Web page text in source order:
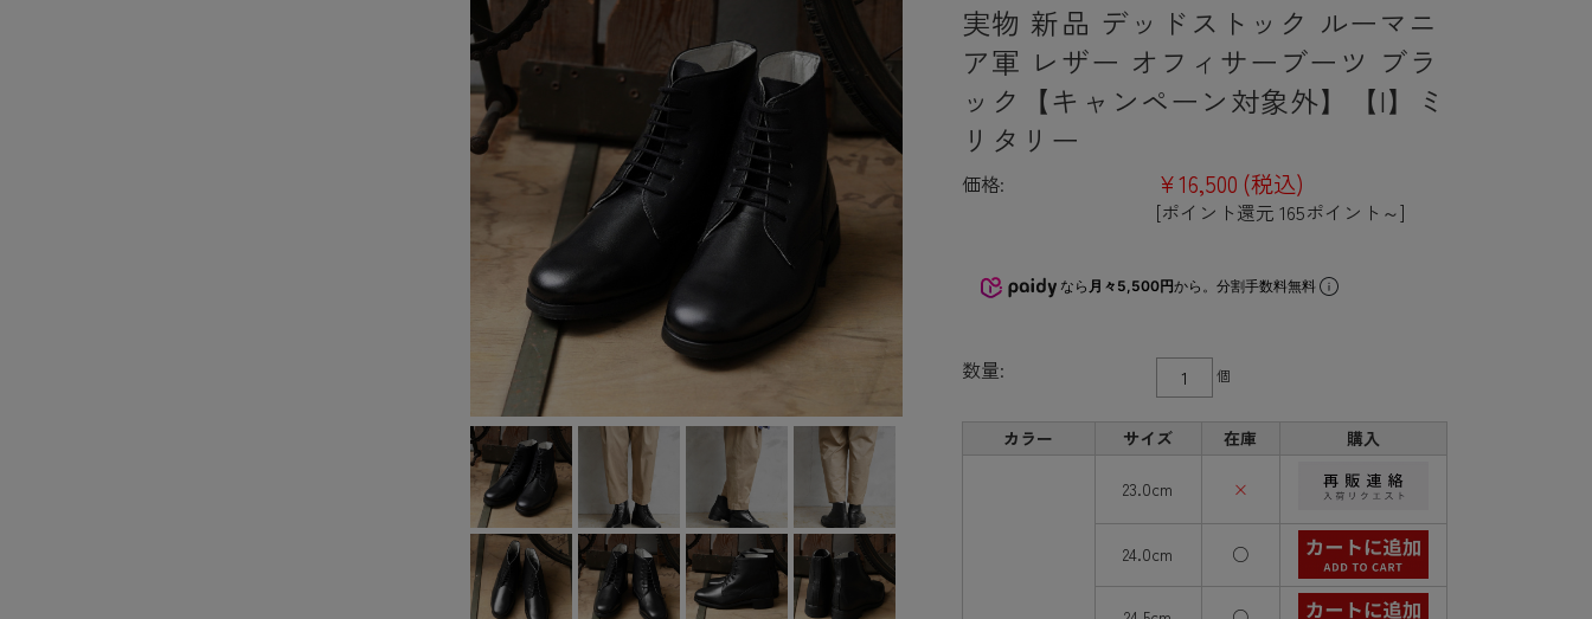
実物 新品 デッドストック ルーマニ
ア軍 レザー オフィサーブーツ ブラ
ック【キャンペーン対象外】【I】ミ
リタリー
価格: ¥16,500 (税込)
[ポイント還元 165ポイント～]
なら 月々5,500円から。分割手数料無料
数量: 個
カラー サイズ 在庫 購入
23.0cm ×
24.0cm ○